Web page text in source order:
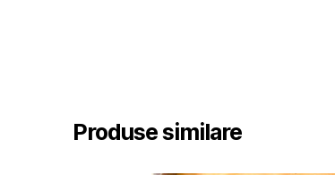
Produse similare